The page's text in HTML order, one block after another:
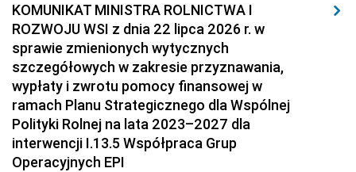
KOMUNIKAT MINISTRA ROLNICTWA I
ROZWOJU WSI z dnia 22 lipca 2026 r. w
sprawie zmienionych wytycznych
szczegółowych w zakresie przyznawania,
wypłaty i zwrotu pomocy finansowej w
ramach Planu Strategicznego dla Wspólnej
Polityki Rolnej na lata 2023–2027 dla
interwencji I.13.5 Współpraca Grup
Operacyjnych EPI